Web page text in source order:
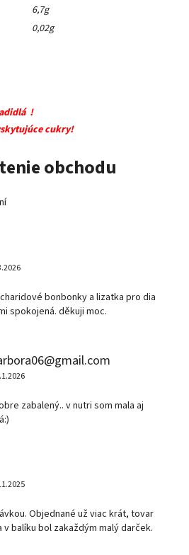
6,7g
0,02g
!
cukry!
obchodu
bonbonky a lizatka pro dia
spokojená. děkuji moc.
zabalený.. v nutri som mala aj
Objednané už viac krát, tovar
balíku bol zakaždým malý darček.